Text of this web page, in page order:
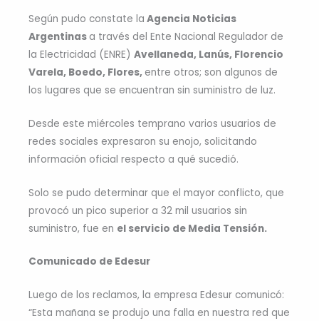
Según pudo constate la Agencia Noticias
Argentinas a través del Ente Nacional Regulador de
la Electricidad (ENRE) Avellaneda, Lanús, Florencio
Varela, Boedo, Flores, entre otros; son algunos de
los lugares que se encuentran sin suministro de luz.
Desde este miércoles temprano varios usuarios de
redes sociales expresaron su enojo, solicitando
información oficial respecto a qué sucedió.
Solo se pudo determinar que el mayor conflicto, que
provocó un pico superior a 32 mil usuarios sin
suministro, fue en el servicio de Media Tensión.
Comunicado de Edesur
Luego de los reclamos, la empresa Edesur comunicó:
“Esta mañana se produjo una falla en nuestra red que